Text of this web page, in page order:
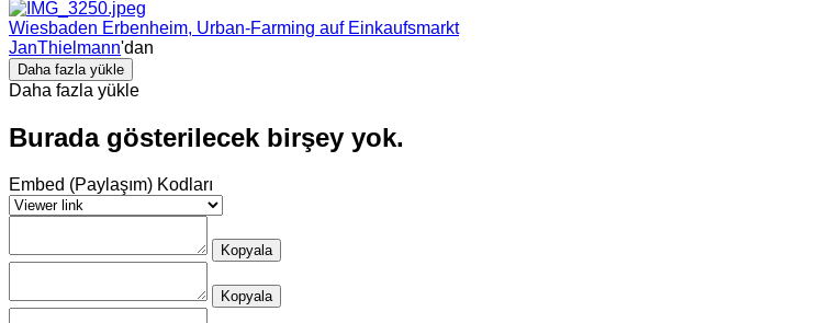
Wiesbaden Erbenheim, Urban-Farming auf Einkaufsmarkt
JanThielmann'dan
Daha fazla yükle
Daha fazla yükle
Burada gösterilecek birşey yok.
Embed (Paylaşım) Kodları
Kopyala
Kopyala